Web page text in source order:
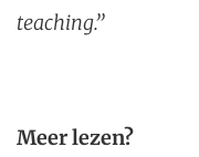
teaching.”
Meer lezen?